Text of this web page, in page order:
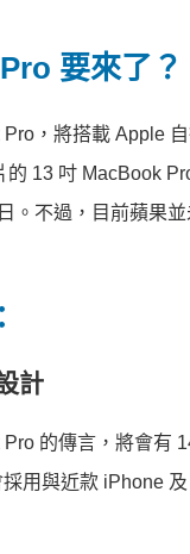
要來了？
，將搭載 Apple
的 13 吋 MacBook
。不過，目前蘋果
計
的傳言，將會有
用與近款 iPhone